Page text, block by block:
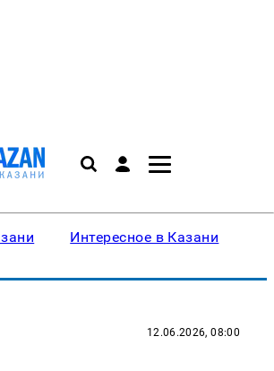
Интересное в Казани
12.06.2026, 08:00